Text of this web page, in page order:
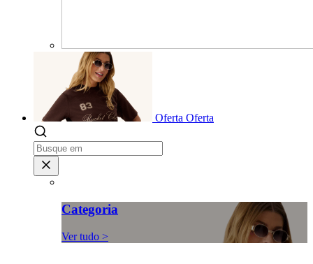
Oferta Oferta
Categoria
Ver tudo >